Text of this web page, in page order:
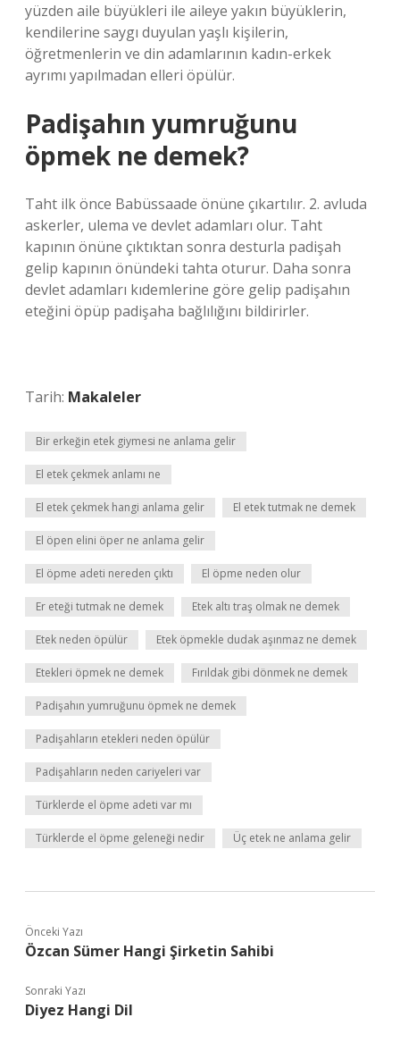
yüzden aile büyükleri ile aileye yakın büyüklerin,
kendilerine saygı duyulan yaşlı kişilerin,
öğretmenlerin ve din adamlarının kadın-erkek
ayrımı yapılmadan elleri öpülür.
Padişahın yumruğunu
öpmek ne demek?
Taht ilk önce Babüssaade önüne çıkartılır. 2. avluda
askerler, ulema ve devlet adamları olur. Taht
kapının önüne çıktıktan sonra desturla padişah
gelip kapının önündeki tahta oturur. Daha sonra
devlet adamları kıdemlerine göre gelip padişahın
eteğini öpüp padişaha bağlılığını bildirirler.
Tarih: Makaleler
Bir erkeğin etek giymesi ne anlama gelir
El etek çekmek anlamı ne
El etek çekmek hangi anlama gelir El etek tutmak ne demek
El öpen elini öper ne anlama gelir
El öpme adeti nereden çıktı El öpme neden olur
Er eteği tutmak ne demek Etek altı traş olmak ne demek
Etek neden öpülür Etek öpmekle dudak aşınmaz ne demek
Etekleri öpmek ne demek Fırıldak gibi dönmek ne demek
Padişahın yumruğunu öpmek ne demek
Padişahların etekleri neden öpülür
Padişahların neden cariyeleri var
Türklerde el öpme adeti var mı
Türklerde el öpme geleneği nedir Üç etek ne anlama gelir
Önceki Yazı
Özcan Sümer Hangi Şirketin Sahibi
Sonraki Yazı
Diyez Hangi Dil